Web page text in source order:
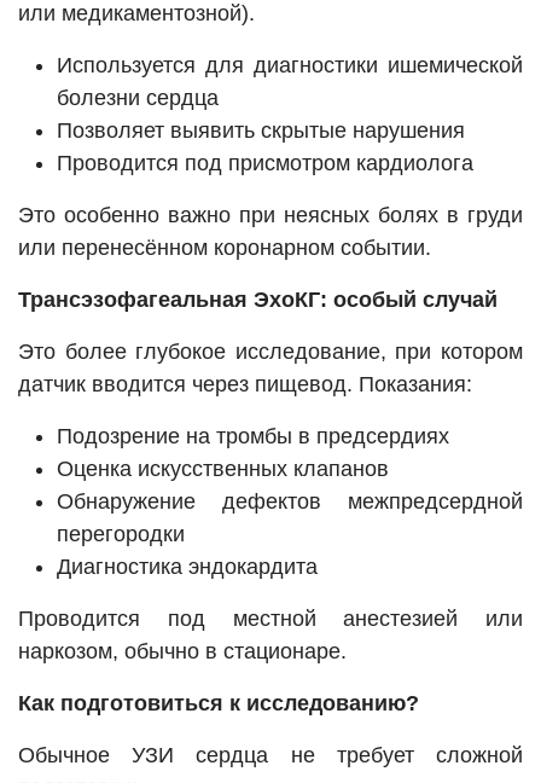
или медикаментозной).
Используется для диагностики ишемической
болезни сердца
Позволяет выявить скрытые нарушения
Проводится под присмотром кардиолога
Это особенно важно при неясных болях в груди
или перенесённом коронарном событии.
Трансэзофагеальная ЭхоКГ: особый случай
Это более глубокое исследование, при котором
датчик вводится через пищевод. Показания:
Подозрение на тромбы в предсердиях
Оценка искусственных клапанов
Обнаружение дефектов межпредсердной
перегородки
Диагностика эндокардита
Проводится под местной анестезией или
наркозом, обычно в стационаре.
Как подготовиться к исследованию?
Обычное УЗИ сердца не требует сложной